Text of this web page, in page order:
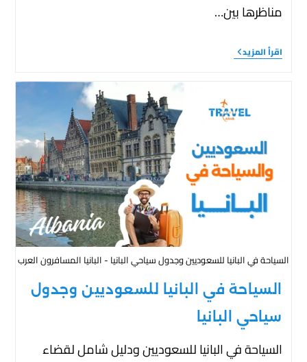
مناظرها بين…
اقرأ المزيد
السياحة في البانيا للسعوديين وجدول سياحي البانيا - البانيا المسافرون العرب
السياحة في البانيا للسعوديين وجدول
سياحي البانيا
السياحة في البانيا للسعوديين ودليل شامل لقضاء